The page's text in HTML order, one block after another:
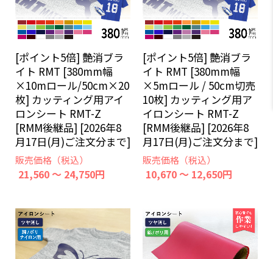
[ポイント5倍] 艶消ブラ
イト RMT [380mm幅
×10mロール/50cm×20
枚] カッティング用アイ
ロンシート RMT-Z
[RMM後継品] [2026年8
月17日(月)ご注文分まで]
販売価格（税込）
21,560 ～ 24,750円
[ポイント5倍] 艶消ブラ
イト RMT [380mm幅
×5mロール / 50cm切売
10枚] カッティング用ア
イロンシート RMT-Z
[RMM後継品] [2026年8
月17日(月)ご注文分まで]
販売価格（税込）
10,670 ～ 12,650円